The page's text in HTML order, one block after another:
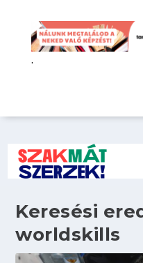
.
Keresési
worldskills